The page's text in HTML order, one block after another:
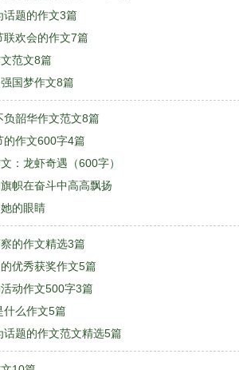
话题的作文3篇
联欢会的作文7篇
范文8篇
国梦作文8篇
负韶华作文范文8篇
的作文600字4篇
：龙虾奇遇（600字）
帜在奋斗中高高飘扬
的眼睛
的作文精选3篇
优秀获奖作文5篇
动作文500字3篇
什么作文5篇
题的作文范文精选5篇